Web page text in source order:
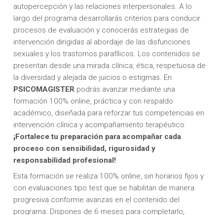
autopercepción y las relaciones interpersonales. A lo
largo del programa desarrollarás criterios para conducir
procesos de evaluación y conocerás estrategias de
intervención dirigidas al abordaje de las disfunciones
sexuales y los trastornos parafílicos. Los contenidos se
presentan desde una mirada clínica, ética, respetuosa de
la diversidad y alejada de juicios o estigmas. En
PSICOMAGISTER podrás avanzar mediante una
formación 100% online, práctica y con respaldo
académico, diseñada para reforzar tus competencias en
intervención clínica y acompañamiento terapéutico
¡Fortalece tu preparación para acompañar cada
proceso con sensibilidad, rigurosidad y
responsabilidad profesional!
Esta formación se realiza 100% online, sin horarios fijos y
con evaluaciones tipo test que se habilitan de manera
progresiva conforme avanzas en el contenido del
programa. Dispones de 6 meses para completarlo,